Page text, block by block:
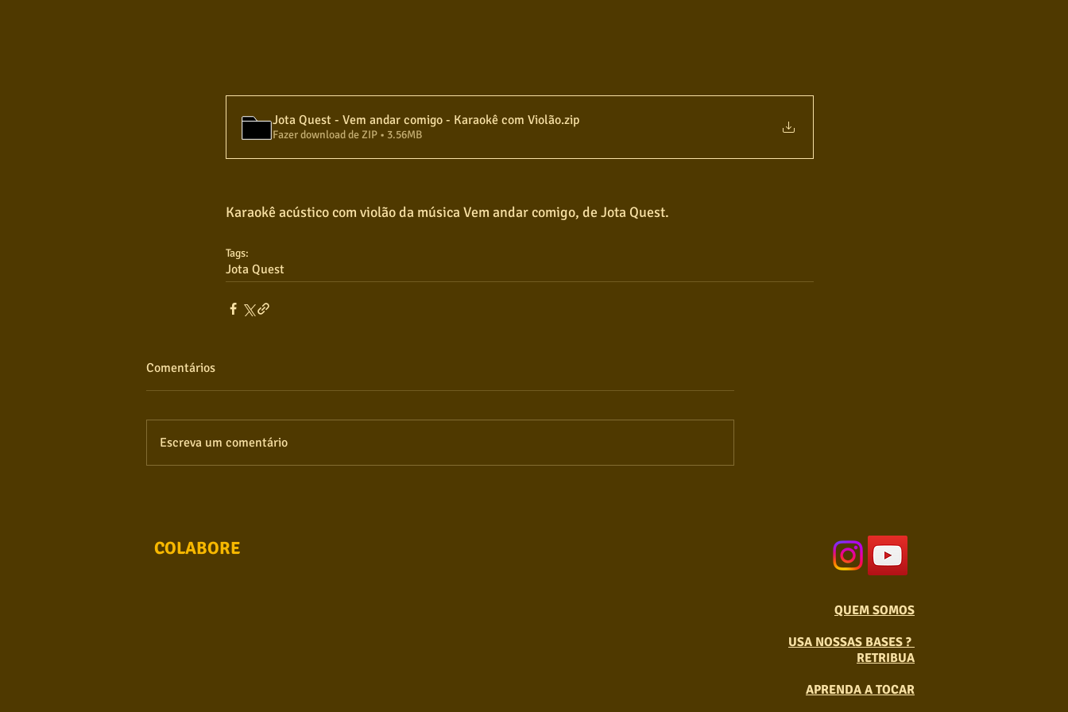
Jota Quest - Vem andar comigo - Karaokê com Violão.zip
Fazer download de ZIP • 3.56MB
Karaokê acústico com violão da música Vem andar comigo, de Jota Quest.
Tags:
Jota Quest
Comentários
Escreva um comentário
COLABORE
QUEM SOMOS
USA NOSSAS BASES ?
RETRIBUA
APRENDA A TOCAR